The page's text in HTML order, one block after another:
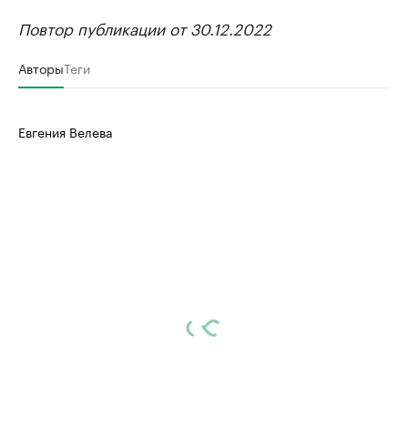
Повтор публикации от 30.12.2022
АвторыТеги
Евгения Велева